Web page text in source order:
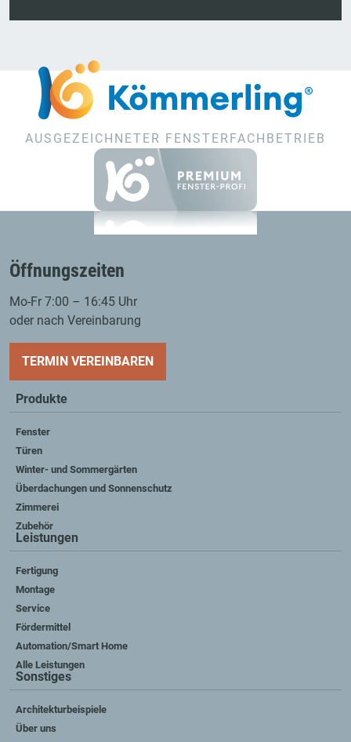
AUSGEZEICHNETER FENSTERFACHBETRIEB
Öffnungszeiten
Mo-Fr 7:00 – 16:45 Uhr
oder nach Vereinbarung
TERMIN VEREINBAREN
Produkte
Fenster
Türen
Winter- und Sommergärten
Überdachungen und Sonnenschutz
Zimmerei
Zubehör
Leistungen
Fertigung
Montage
Service
Fördermittel
Automation/Smart Home
Alle Leistungen
Sonstiges
Architekturbeispiele
Über uns